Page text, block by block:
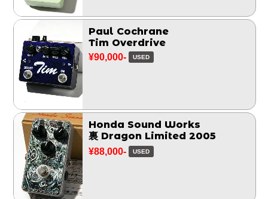
Paul Cochrane
Tim Overdrive
¥90,000- USED
Honda Sound Works
裏 Dragon Limited 2005
¥88,000- USED